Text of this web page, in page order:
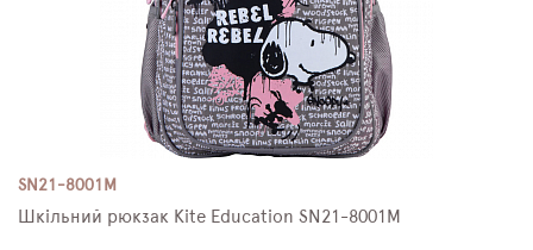
SN21-8001M
Шкільний рюкзак Kite Education SN21-8001M